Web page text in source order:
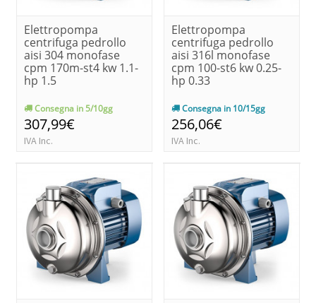
Elettropompa
centrifuga pedrollo
aisi 304 monofase
cpm 170m-st4 kw 1.1-
hp 1.5
Consegna in 5/10gg
307,99€
IVA Inc.
Elettropompa
centrifuga pedrollo
aisi 316l monofase
cpm 100-st6 kw 0.25-
hp 0.33
Consegna in 10/15gg
256,06€
IVA Inc.